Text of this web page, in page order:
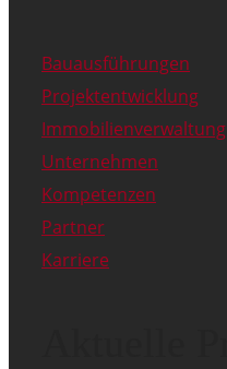
Bauausführungen
Projektentwicklung
Immobilienverwaltung
Unternehmen
Kompetenzen
Partner
Karriere